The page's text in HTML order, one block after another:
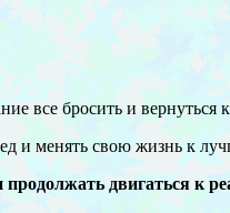
все бросить и вернуться
и менять свою жизнь к
двигаться к